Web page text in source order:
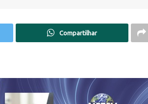
Compartilhar